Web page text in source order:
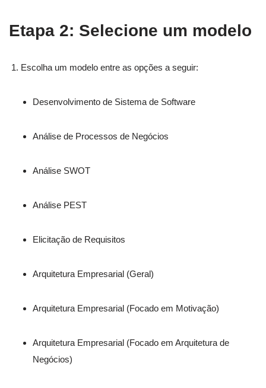
Etapa 2: Selecione um modelo
Escolha um modelo entre as opções a seguir:
Desenvolvimento de Sistema de Software
Análise de Processos de Negócios
Análise SWOT
Análise PEST
Elicitação de Requisitos
Arquitetura Empresarial (Geral)
Arquitetura Empresarial (Focado em Motivação)
Arquitetura Empresarial (Focado em Arquitetura de
Negócios)